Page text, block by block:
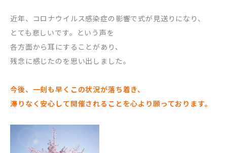
近年、コロナウイルス感染症の影響で式が見送りになり、
とても悲しいです。という声を
各方面から耳にすることがあり、
残念に感じたのを思い出しました。
今後、一刻も早くこの状況が落ち着き、
滞りなく安心して開催されることを心より願っております。